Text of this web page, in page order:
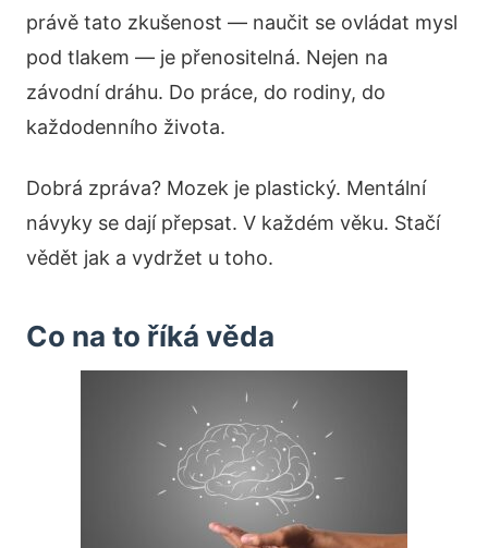
právě tato zkušenost — naučit se ovládat mysl
pod tlakem — je přenositelná. Nejen na
závodní dráhu. Do práce, do rodiny, do
každodenního života.
Dobrá zpráva? Mozek je plastický. Mentální
návyky se dají přepsat. V každém věku. Stačí
vědět jak a vydržet u toho.
Co na to říká věda